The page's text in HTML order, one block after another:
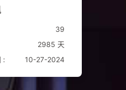
39
2985 天
:
10-27-2024